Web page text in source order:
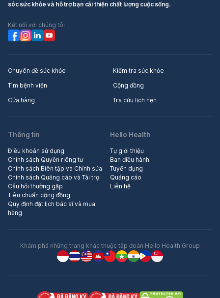
sóc sức khỏe và hỗ trợ bạn cải thiện chất lượng cuộc sống.
Kết nối với chúng tôi
Chuyên đề sức khỏe
Kiểm tra sức khỏe
Tìm bệnh viện
Cộng đồng
Cửa hàng
Tra cứu lịch hẹn
Thông tin
Điều khoản sử dụng
Chính sách Quyền riêng tư
Chính sách Biên tập và Chỉnh sửa
Chính sách Quảng cáo và Tài trợ
Câu hỏi thường gặp
Tiêu chuẩn cộng đồng
Quy định đặt lịch bác sĩ và mua
hàng
Hello Health
Tự giới thiệu
Ban điều hành
Tuyển dụng
Quảng cáo
Liên hệ
Khám phá những trang khác thuộc tập đoàn Hello Health Group